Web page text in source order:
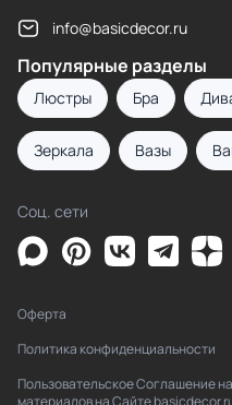
info@basicdecor.ru
Популярные разделы
Люстры Бра
Зеркала Вазы
Соц. сети
Оферта
Политика конфиденциальности
Пользовательское Соглашение
материалов на Сайте